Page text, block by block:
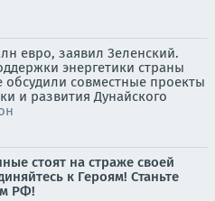
евро, заявил Зеленский.
энергетики страны
совместные проекты
и развития Дунайского
стоят на страже своей
к Героям! Станьте
РФ!